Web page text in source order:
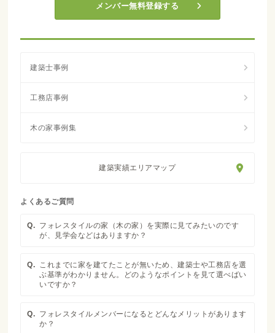
メンバー無料登録する
建築実績エリアマップ
よくあるご質問
Q. フォレスタイルの家（木の家）を実際に見てみたいのです
が、見学会などはありますか？
Q. これまでに家を建てたことが無いため、建築士や工務店を選
ぶ基準がわかりません。どのようなポイントを見て選べばい
いですか？
Q. フォレスタイルメンバーになるとどんなメリットがあります
か？